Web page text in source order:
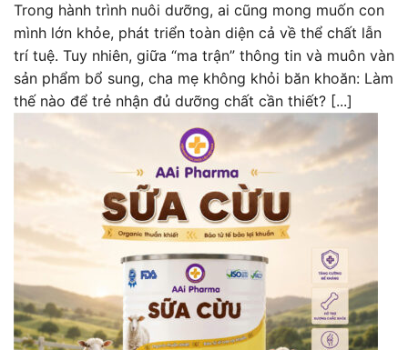
Trong hành trình nuôi dưỡng, ai cũng mong muốn con
mình lớn khỏe, phát triển toàn diện cả về thể chất lẫn
trí tuệ. Tuy nhiên, giữa “ma trận” thông tin và muôn vàn
sản phẩm bổ sung, cha mẹ không khỏi băn khoăn: Làm
thế nào để trẻ nhận đủ dưỡng chất cần thiết? [...]